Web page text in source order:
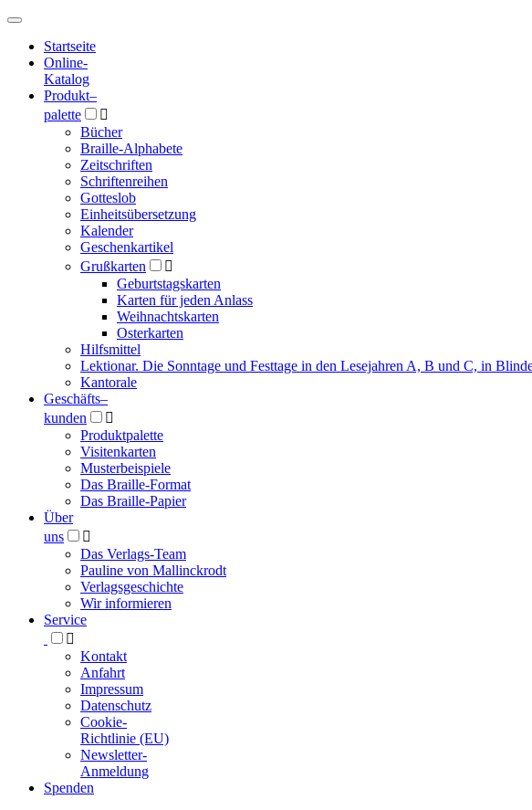
Hauptmenü
Hauptmenü
Startseite
Online-
Katalog
Produkt–
palette

Bücher
Braille-Alphabete
Zeitschriften
Schriftenreihen
Gotteslob
Einheitsübersetzung
Kalender
Geschenkartikel
Grußkarten

Geburtstagskarten
Karten für jeden Anlass
Weihnachtskarten
Osterkarten
Hilfsmittel
Lektionar. Die Sonntage und Festtage in den Lesejahren A, B und C, in
Kantorale
Geschäfts­–
kunden

Produktpalette
Visitenkarten
Musterbeispiele
Das Braille-Format
Das Braille-Papier
Über
uns

Das Verlags-Team
Pauline von Mallinckrodt
Verlagsgeschichte
Wir informieren
Service

Kontakt
Anfahrt
Impressum
Datenschutz
Cookie-
Richtlinie (EU)
Newsletter-
Anmeldung
Spenden